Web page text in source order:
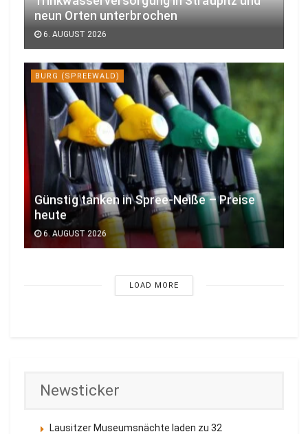
neun Orten unterbrochen
6. AUGUST 2026
BURG (SPREEWALD)
Günstig tanken in Spree-Neiße – Preise
heute
6. AUGUST 2026
LOAD MORE
Newsticker
Lausitzer Museumsnächte laden zu 32